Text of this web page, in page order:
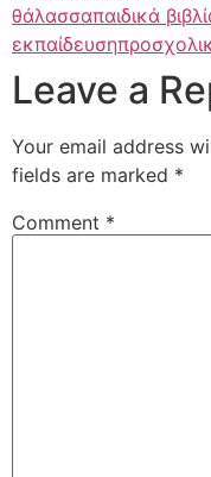
θάλασσαπαιδικά
εκπαίδευση
Leave a
Your email address
fields are marked *
Comment *